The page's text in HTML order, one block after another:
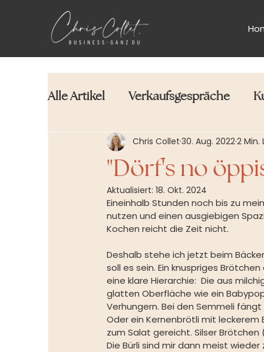
Alle Artikel Verkaufsgespräche
"Dörf's no
Chris Collet 30. Aug. 20222 Min.
Aktualisiert: 18. Okt. 2024
Eineinhalb Stunden noch bis zu
nutzen und einen ausgiebigen
Kochen reicht die Zeit nicht.
Deshalb stehe ich jetzt beim
soll es sein. Ein knuspriges
eine klare Hierarchie:  Die aus
glatten Oberfläche wie ein
Verhungern. Bei den Semmeli
Oder ein Kernenbrötli mit
zum Salat gereicht. Silser
Die Bürli sind mir dann meist